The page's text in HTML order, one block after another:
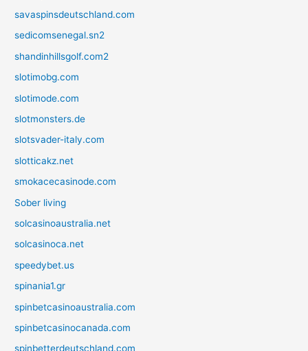
savaspinsdeutschland.com
sedicomsenegal.sn2
shandinhillsgolf.com2
slotimobg.com
slotimode.com
slotmonsters.de
slotsvader-italy.com
slotticakz.net
smokacecasinode.com
Sober living
solcasinoaustralia.net
solcasinoca.net
speedybet.us
spinania1.gr
spinbetcasinoaustralia.com
spinbetcasinocanada.com
spinbetterdeutschland.com